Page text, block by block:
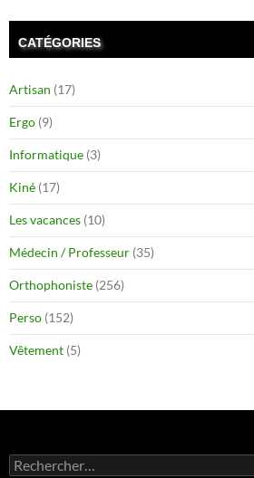
CATÉGORIES
Artisan (17)
Ergo (9)
Informatique (3)
Kiné (17)
Les vacances (10)
Médecin / Professeur (35)
Orthophoniste (256)
Perso (152)
Vêtement (5)
Rechercher :